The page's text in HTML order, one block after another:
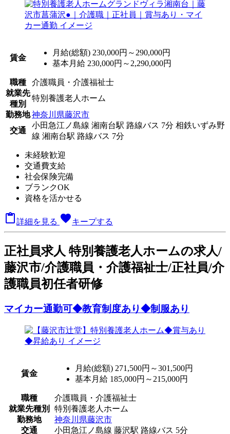
賃金
月給(総額) 230,000円～290,000円
基本月給 230,000円～2,290,000円
職種
介護職員・介護福祉士
就業先
種別
特別養護老人ホーム
勤務地神奈川県藤沢市
交通
小田急江ノ島線 湘南台駅 路線バス 7分 相鉄いずみ野
線 湘南台駅 路線バス 7分
未経験歓迎
交通費支給
社会保険完備
ブランクOK
資格を活かせる
詳細を見る favoriteキープする
正社員求人 特別養護老人ホームの求人/
藤沢市/介護職員・介護福祉士/正社員/介
護職員初任者研修
マイカー通勤可◆教育制度あり◆制服あり
賃金
月給(総額) 271,500円～301,500円
基本月給 185,000円～215,000円
職種
介護職員・介護福祉士
就業先種別
特別養護老人ホーム
勤務地
神奈川県藤沢市
交通
小田急江ノ島線 藤沢駅 路線バス 5分